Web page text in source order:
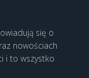
się o
nowościach
i to wszystko